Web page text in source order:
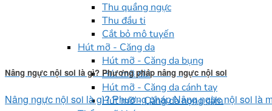
Thu quầng ngực
Thu đầu ti
Cắt bỏ mô tuyến
Hút mỡ - Căng da
Hút mỡ - Căng da bụng
Hút mỡ đùi
Hút mỡ - Căng da cánh tay
Hút mỡ - Căng da nọng cằm
Nâng ngực nội soi là gì? Phương pháp nâng ngực nội soi
Nâng ngực nội soi là gì? Phương pháp Nâng ngực nội soi là